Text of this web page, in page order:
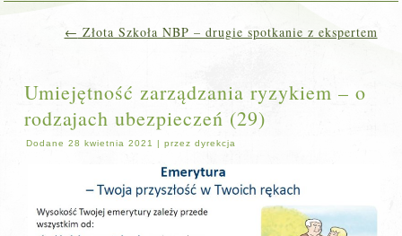
← Złota Szkoła NBP – drugie spotkanie z ekspertem
Umiejętność zarządzania ryzykiem – o
rodzajach ubezpieczeń (29)
Dodane 28 kwietnia 2021 |przez dyrekcja